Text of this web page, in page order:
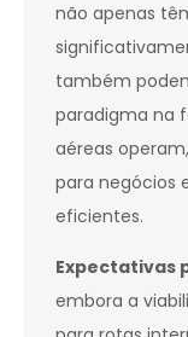
não apenas
também
paradigma na
aéreas
para negócios
eficientes.
Expectativas
embora a